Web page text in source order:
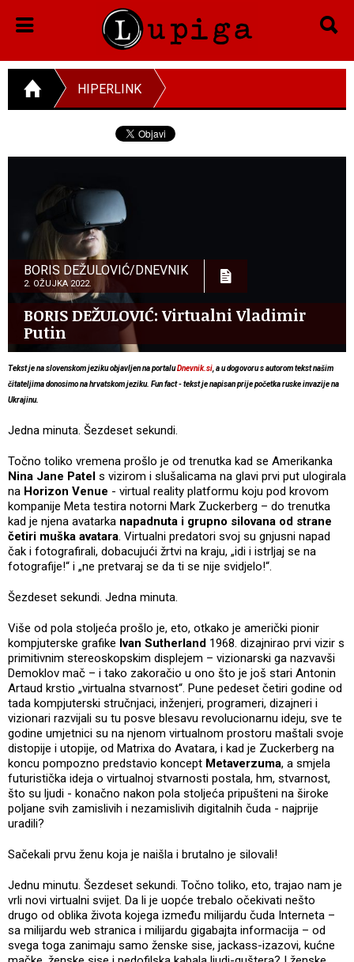
HIPERLINK
BORIS DEŽULOVIĆ/DNEVNIK
2. OŽUJKA 2022.
BORIS DEŽULOVIĆ: Virtualni Vladimir
Putin
Tekst je na slovenskom jeziku objavljen na portaluDnevnik.si , a u dogovoru s autorom tekst našim
čitateljima donosimo na hrvatskom jeziku. Fun fact - tekst je napisan prije početka ruske invazije na
Ukrajinu.
Jedna minuta. Šezdeset sekundi.
Točno toliko vremena prošlo je od trenutka kad se Amerikanka
Nina Jane Patel s vizirom i slušalicama na glavi prvi put ulogirala
na Horizon Venue - virtual reality platformu koju pod krovom
kompanije Meta testira notorni Mark Zuckerberg – do trenutka
kad je njena avatarka napadnuta i grupno silovana od strane
četiri muška avatara. Virtualni predatori svoj su gnjusni napad
čak i fotografirali, dobacujući žrtvi na kraju, „idi i istrljaj se na
fotografije!“ i „ne pretvaraj se da ti se nije svidjelo!“.
Šezdeset sekundi. Jedna minuta.
Više od pola stoljeća prošlo je, eto, otkako je američki pionir
kompjuterske grafike Ivan Sutherland 1968. dizajnirao prvi vizir s
primitivnim stereoskopskim displejem – vizionarski ga nazvavši
Demoklov mač – i tako zakoračio u ono što je još stari Antonin
Artaud krstio „virtualna stvarnost“. Pune pedeset četiri godine od
tada kompjuterski stručnjaci, inženjeri, programeri, dizajneri i
vizionari razvijali su tu posve blesavu revolucionarnu ideju, sve te
godine umjetnici su na njenom virtualnom prostoru maštali svoje
distopije i utopije, od Matrixa do Avatara, i kad je Zuckerberg na
koncu pompozno predstavio koncept Metaverzuma, a smjela
futuristička ideja o virtualnoj stvarnosti postala, hm, stvarnost,
što su ljudi - konačno nakon pola stoljeća pripušteni na široke
poljane svih zamislivih i nezamislivih digitalnih čuda - najprije
uradili?
Sačekali prvu ženu koja je naišla i brutalno je silovali!
Jednu minutu. Šezdeset sekundi. Točno toliko, eto, trajao nam je
vrli novi virtualni svijet. Da li je uopće trebalo očekivati nešto
drugo od oblika života kojega između milijardu čuda Interneta –
sa milijardu web stranica i milijardu gigabajta informacija – od
svega toga zanimaju samo ženske sise, jackass-izazovi, kućne